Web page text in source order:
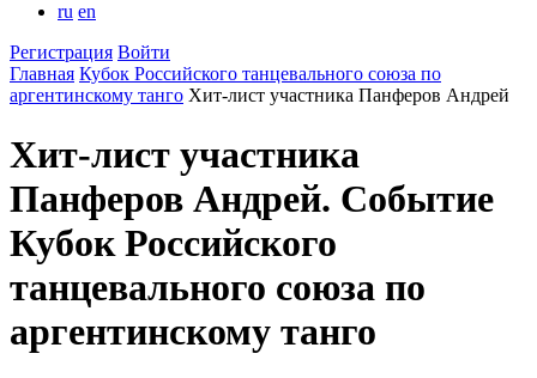
ru en
Регистрация Войти
Главная Кубок Российского танцевального союза по
аргентинскому танго Хит-лист участника Панферов Андрей
Хит-лист участника
Панферов Андрей. Событие
Кубок Российского
танцевального союза по
аргентинскому танго